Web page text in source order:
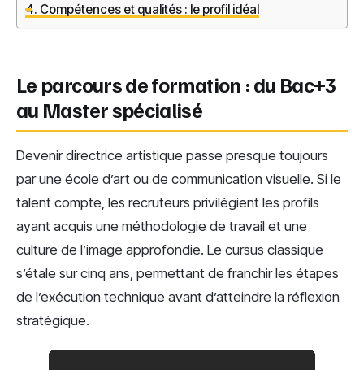
Compétences et qualités : le profil idéal
Le parcours de formation : du Bac+3
au Master spécialisé
Devenir directrice artistique passe presque toujours
par une école d’art ou de communication visuelle. Si le
talent compte, les recruteurs privilégient les profils
ayant acquis une méthodologie de travail et une
culture de l’image approfondie. Le cursus classique
s’étale sur cinq ans, permettant de franchir les étapes
de l’exécution technique avant d’atteindre la réflexion
stratégique.